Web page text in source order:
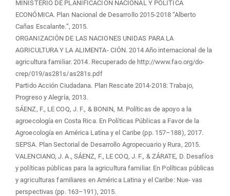
MINISTERIO DE PLANIFICACIÓN NACIONAL Y POLÍTICA
ECONÓMICA. Plan Nacional de Desarrollo 2015-2018 “Alberto
Cañas Escalante.”, 2015.
ORGANIZACIÓN DE LAS NACIONES UNIDAS PARA LA
AGRICULTURA Y LA ALIMENTA- CIÓN. 2014 Año internacional de la
agricultura familiar. 2014. Recuperado de http://www.fao.org/do-
crep/019/as281s/as281s.pdf
Partido Acción Ciudadana. Plan Rescate 2014-2018: Trabajo,
Progreso y Alegría, 2013.
SÁENZ, F., LE COQ, J. F., & BONIN, M. Políticas de apoyo a la
agroecología en Costa Rica. En Políticas Públicas a Favor de la
Agroecología en América Latina y el Caribe (pp. 157–188), 2017.
SEPSA. Plan Sectorial de Desarrollo Agropecuario y Rura, 2015.
VALENCIANO, J. A., SÁENZ, F., LE COQ, J. F., & ZÁRATE, D. Desafíos
y políticas públicas para la agricultura familiar. En Políticas públicas
y agriculturas familiares en América Latina y el Caribe: Nue- vas
perspectivas (pp. 163–191), 2015.